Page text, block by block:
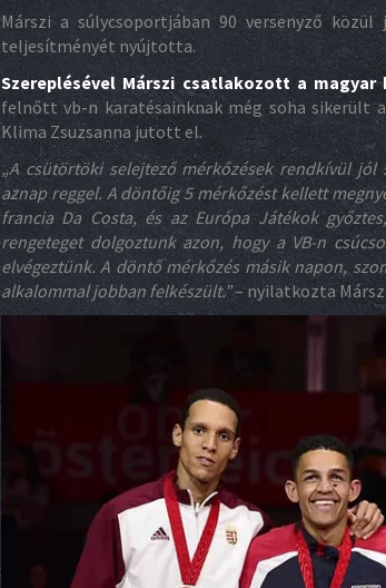
Márszi a súlycsoportjában 90 versenyző
teljesítményét nyújtotta.
Szereplésével Márszi csatlakozott a
felnőtt vb-n karatésainknak még soha sikerült
Klima Zsuzsanna jutott el.
„A csütörtöki selejtező mérkőzések rendkívül
aznap reggel. A döntőig 5 mérkőzést kellett
francia Da Costa, és az Európa Játékok
rengeteget dolgoztunk azon, hogy a VB-n
elvégeztünk. A döntő mérkőzés másik napon,
alkalommal jobban felkészült.”– nyilatkozta